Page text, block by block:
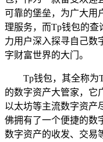
可靠的堡垒，为广大用
理服务，而Tp钱包的查
力用户深入探寻自己数
字财富世界的大门。
Tp钱包，其全称为
的数字资产大管家，它
以太坊等主流数字资产
佛拥有了一个便捷的数
数字资产的收发、交易